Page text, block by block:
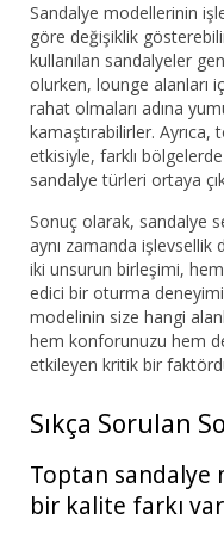
Sandalye modellerinin
göre değişiklik
kullanılan sandalyeler
olurken, lounge alanları
rahat olmaları adına
kamaştırabilirler.
etkisiyle, farklı
sandalye türleri ortaya
Sonuç olarak, sandalye
aynı zamanda işlevsellik
iki unsurun birleşimi,
edici bir oturma deneyimi
modelinin size hangi
hem konforunuzu hem
etkileyen kritik bir
Sıkça Sorulan
Toptan sandalye
bir kalite farkı